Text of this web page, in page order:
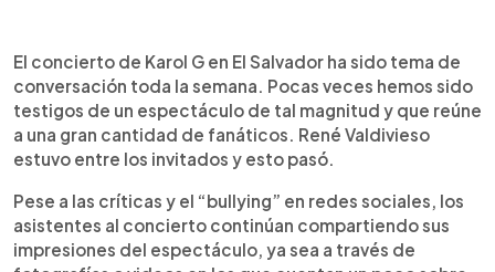
► Escuchar artículo
El concierto de Karol G en El Salvador ha sido tema de
conversación toda la semana. Pocas veces hemos sido
testigos de un espectáculo de tal magnitud y que reúne
a una gran cantidad de fanáticos. René Valdivieso
estuvo entre los invitados y esto pasó.
Pese a las críticas y el “bullying” en redes sociales, los
asistentes al concierto continúan compartiendo sus
impresiones del espectáculo, ya sea a través de